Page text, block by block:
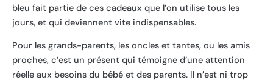
bleu fait partie de ces cadeaux que l’on utilise tous les
jours, et qui deviennent vite indispensables.
Pour les grands-parents, les oncles et tantes, ou les amis
proches, c’est un présent qui témoigne d’une attention
réelle aux besoins du bébé et des parents. Il n’est ni trop